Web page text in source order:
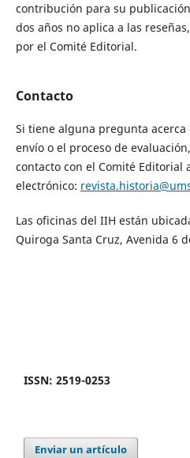
contribución para su
dos años no aplica a las
por el Comité Editorial.
Contacto
Si tiene alguna pregunta
envío o el proceso de
contacto con el Comité Editorial
electrónico:
Las oficinas del IIH están
Quiroga Santa Cruz, Avenida 6
ISSN: 2519-0253
Enviar un artículo